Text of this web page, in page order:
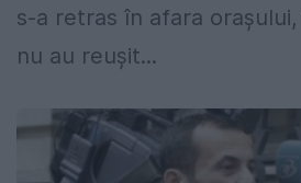
s-a retras în afara
nu au reușit...